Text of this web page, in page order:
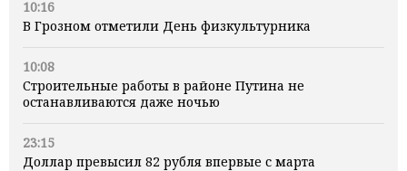
10:16
В Грозном отметили День физкультурника
10:08
Строительные работы в районе Путина не
останавливаются даже ночью
23:15
Доллар превысил 82 рубля впервые с марта